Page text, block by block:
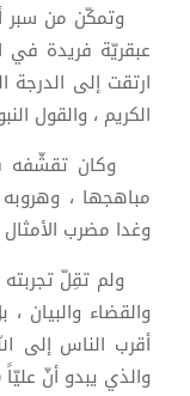
وتمكّن من سبر
عبقريّة فريدة في
ارتقت إلى الدرجة
الكريم ، والقول
وكان تقشّفه
مباهجها ،
وغدا مضرب الأمثال
ولم تقِلّ تجربته
والقضاء والبيان
أقرب الناس إلى
والذي يبدو أنّ